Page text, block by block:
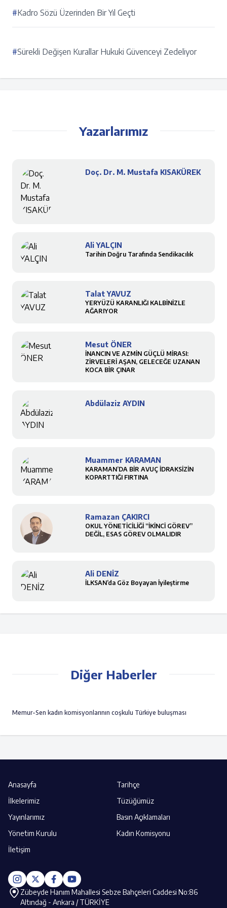
#Kadro Sözü Üzerinden Bir Yıl Geçti
#Sürekli Değişen Kurallar Hukuki Güvenceyi Zedeliyor
Yazarlarımız
Doç. Dr. M. Mustafa KISAKÜREK
Ali YALÇIN
Tarihin Doğru Tarafında Sendikacılık
Talat YAVUZ
YERYÜZÜ KARANLIĞI KALBİNİZLE
AĞARIYOR
Mesut ÖNER
İNANCIN VE AZMİN GÜÇLÜ MİRASI:
ZİRVELERİ AŞAN, GELECEĞE UZANAN
KOCA BİR ÇINAR
Abdülaziz AYDIN
Muammer KARAMAN
KARAMAN’DA BİR AVUÇ İDRAKSİZİN
KOPARTTIĞI FIRTINA
Ramazan ÇAKIRCI
OKUL YÖNETİCİLİĞİ “İKİNCİ GÖREV”
DEĞİL, ESAS GÖREV OLMALIDIR
Ali DENİZ
İLKSAN’da Göz Boyayan İyileştirme
Diğer Haberler
Memur-Sen kadın komisyonlarının coşkulu Türkiye buluşması
Anasayfa
Tarihçe
İlkelerimiz
Tüzüğümüz
Yayınlarımız
Basın Açıklamaları
Yönetim Kurulu
Kadın Komisyonu
İletişim
Zübeyde Hanım Mahallesi Sebze Bahçeleri Caddesi No:86
Altındağ - Ankara / TÜRKİYE